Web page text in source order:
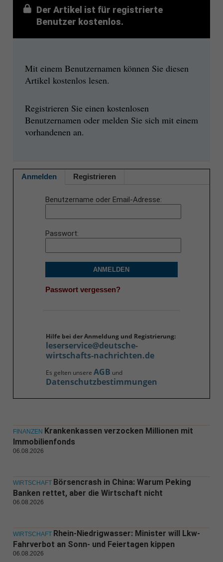
Der Artikel ist für registrierte
Benutzer kostenlos.
Mit einem Benutzernamen können Sie diesen
Artikel kostenlos lesen.
Registrieren Sie einen kostenlosen
Benutzernamen oder melden Sie sich mit einem
vorhandenen an.
Anmelden Registrieren
Benutzername oder Email-Adresse
Passwort
ANMELDEN
Passwort vergessen?
Hilfe bei der Anmeldung und Registrierung:
leserservice@deutsche-
wirtschafts-nachrichten.de
Es gelten unsere AGB und
Datenschutzbestimmungen
FINANZEN Krankenkassen verzocken Millionen mit
Immobilienfonds
06.08.2026
WIRTSCHAFT Börsencrash in China: Warum Peking
Banken rettet, aber die Wirtschaft nicht
06.08.2026
WIRTSCHAFT Rhein-Niedrigwasser: Minister will Lkw-
Fahrverbot an Sonn- und Feiertagen kippen
06.08.2026